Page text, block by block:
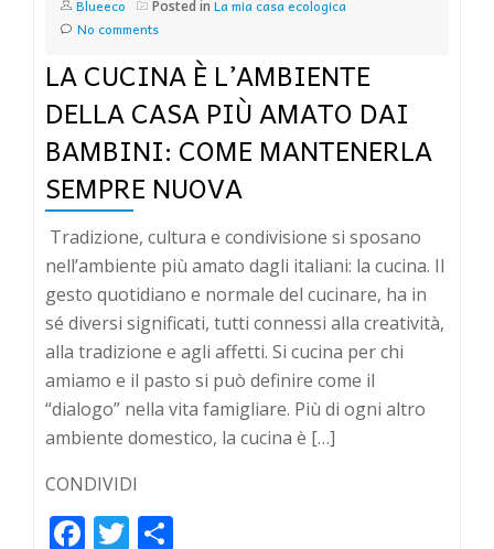
Blueeco Posted in La mia casa ecologica
No comments
LA CUCINA È L’AMBIENTE
DELLA CASA PIÙ AMATO DAI
BAMBINI: COME MANTENERLA
SEMPRE NUOVA
Tradizione, cultura e condivisione si sposano
nell’ambiente più amato dagli italiani: la cucina. Il
gesto quotidiano e normale del cucinare, ha in
sé diversi significati, tutti connessi alla creatività,
alla tradizione e agli affetti. Si cucina per chi
amiamo e il pasto si può definire come il
“dialogo” nella vita famigliare. Più di ogni altro
ambiente domestico, la cucina è […]
CONDIVIDI
FacebookTwitter